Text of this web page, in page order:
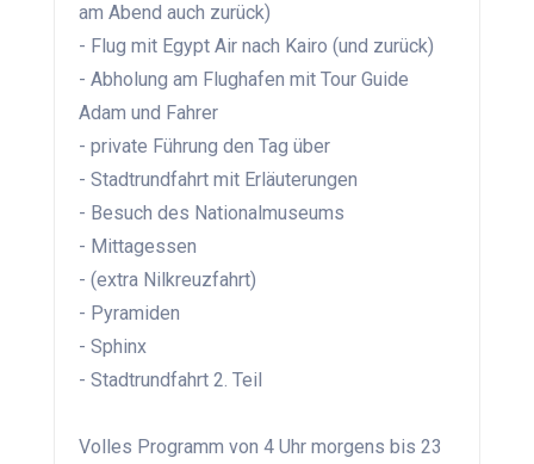
am Abend auch zurück)
- Flug mit Egypt Air nach Kairo (und zurück)
- Abholung am Flughafen mit Tour Guide
Adam und Fahrer
- private Führung den Tag über
- Stadtrundfahrt mit Erläuterungen
- Besuch des Nationalmuseums
- Mittagessen
- (extra Nilkreuzfahrt)
- Pyramiden
- Sphinx
- Stadtrundfahrt 2. Teil
Volles Programm von 4 Uhr morgens bis 23